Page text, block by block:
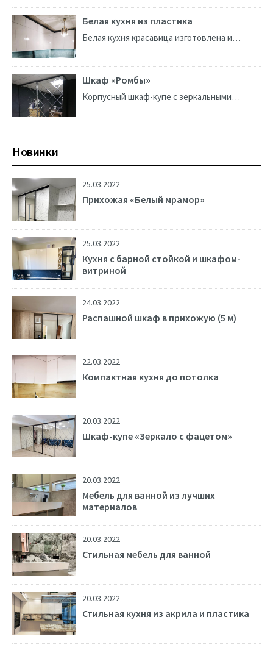
надёжная фурнитура...
Белая кухня из пластика
Белая кухня красавица изготовлена и
Шкаф «Ромбы»
Корпусный шкаф-купе с зеркальными
Новинки
25.03.2022
Прихожая «Белый мрамор»
25.03.2022
Кухня с барной стойкой и шкафом-
витриной
24.03.2022
Распашной шкаф в прихожую (5 м)
22.03.2022
Компактная кухня до потолка
20.03.2022
Шкаф-купе «Зеркало с фацетом»
20.03.2022
Мебель для ванной из лучших
материалов
20.03.2022
Стильная мебель для ванной
20.03.2022
Стильная кухня из акрила и пластика